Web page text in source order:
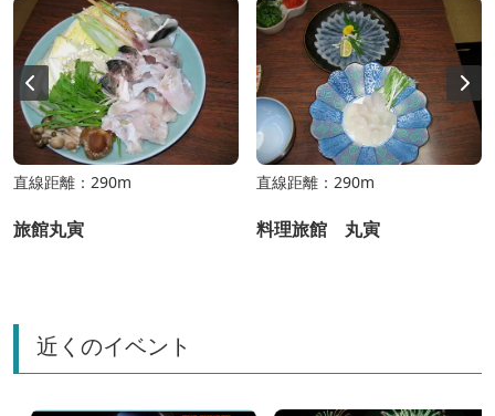
直線距離：290m
旅館丸寅
直線距離：290m
料理旅館 丸寅
近くのイベント